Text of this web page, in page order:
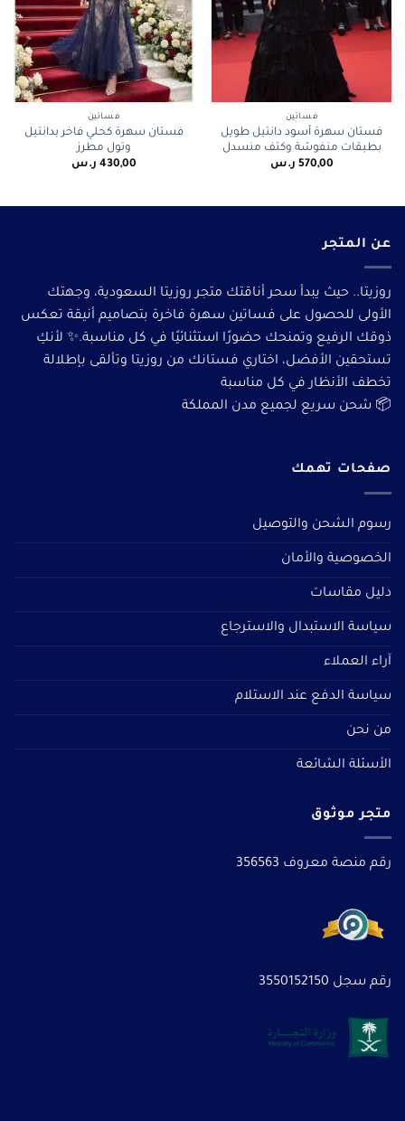
فساتين
فستان سهرة أسود دانتيل طويل
بطبقات منفوشة وكتف منسدل
570,00 ر.س
فساتين
فستان سهرة كحلي فاخر بدانتيل
وتول مطرز
430,00 ر.س
عن المتجر
روزيتا.. حيث يبدأ سحر أناقتك متجر روزيتا السعودية، وجهتك
الأولى للحصول على فساتين سهرة فاخرة بتصاميم أنيقة تعكس
ذوقك الرفيع وتمنحك حضورًا استثنائيًا في كل مناسبة.✨ لأنكِ
تستحقين الأفضل، اختاري فستانك من روزيتا وتألقى بإطلالة
تخطف الأنظار في كل مناسبة
📦 شحن سريع لجميع مدن المملكة
صفحات تهمك
رسوم الشحن والتوصيل
الخصوصية والأمان
دليل مقاسات
سياسة الاستبدال والاسترجاع
آراء العملاء
سياسة الدفع عند الاستلام
من نحن
الأسئلة الشائعة
متجر موثوق
رقم منصة معروف 356563
رقم سجل 3550152150